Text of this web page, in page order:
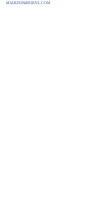
MADEINPARISIENS.COM